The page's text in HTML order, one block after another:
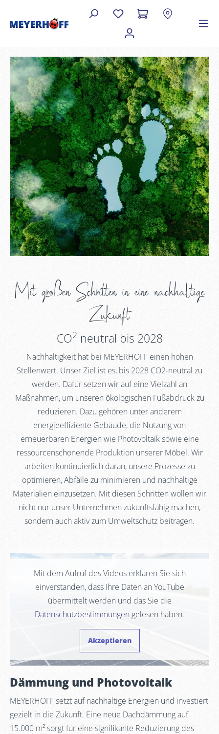
Mit großen Schritten in eine nachhaltige
Zukunft
CO2 neutral bis 2028
Nachhaltigkeit hat bei MEYERHOFF einen hohen
Stellenwert. Unser Ziel ist es, bis 2028 CO2-neutral zu
werden. Dafür setzen wir auf eine Vielzahl an
Maßnahmen, um unseren ökologischen Fußabdruck zu
reduzieren. Dazu gehören unter anderem
energieeffiziente Gebäude, die Nutzung von
erneuerbaren Energien wie Photovoltaik sowie eine
ressourcenschonende Produktion unserer Möbel. Wir
arbeiten kontinuierlich daran, unsere Prozesse zu
optimieren, Abfälle zu minimieren und nachhaltige
Materialien einzusetzen. Mit diesen Schritten wollen wir
nicht nur unser Unternehmen zukunftsfähig machen,
sondern auch aktiv zum Umweltschutz beitragen.
Mit dem Aufruf des Videos erklären Sie sich
einverstanden, dass Ihre Daten an YouTube
übermittelt werden und das Sie die
Datenschutzbestimmungen gelesen haben.
Akzeptieren
Dämmung und Photovoltaik
MEYERHOFF setzt auf nachhaltige Energien und investiert
gezielt in die Zukunft. Eine neue Dachdämmung auf
15.000 m² sorgt für eine signifikante Reduzierung des